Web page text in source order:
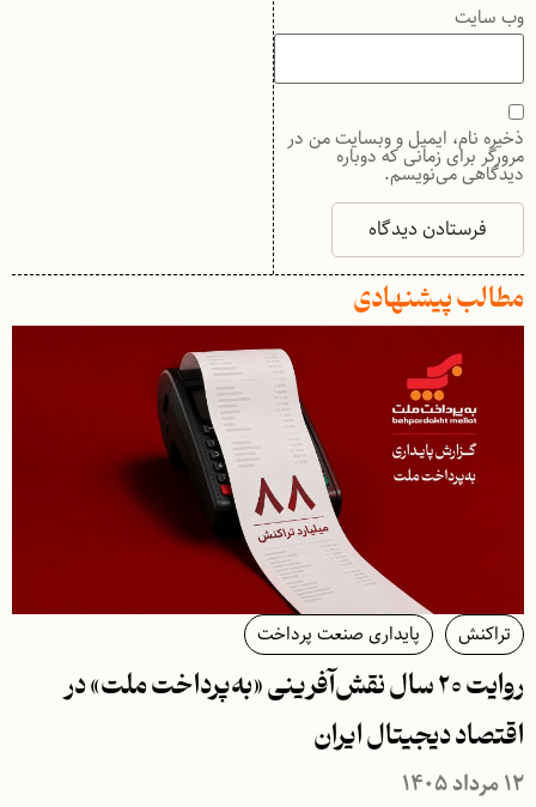
وب‌ سایت
ذخیره نام، ایمیل و وبسایت من در
مرورگر برای زمانی که دوباره
دیدگاهی می‌نویسم.
مطالب پیشنهادی
تراکنش پایداری صنعت پرداخت
روایت ۲۰ سال نقش‌آفرینی «به‌پرداخت ملت» در
اقتصاد دیجیتال ایران
۱۲ مرداد ۱۴۰۵